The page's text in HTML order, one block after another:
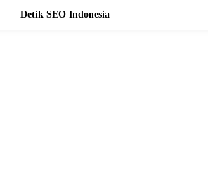
Detik SEO Indonesia